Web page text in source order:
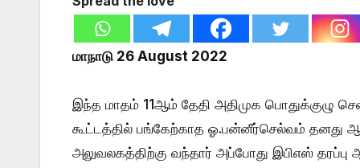
மாநாடு 26 August 2022
இந்த மாதம் 11ஆம் தேதி அதிமுக பொதுக்குழு
கூட்டத்தில் பங்கேற்காத ஓ.பன்னீர்செல்வம் தனது
அலுவலகத்திற்கு வந்தார் அப்போது இபிஎஸ்